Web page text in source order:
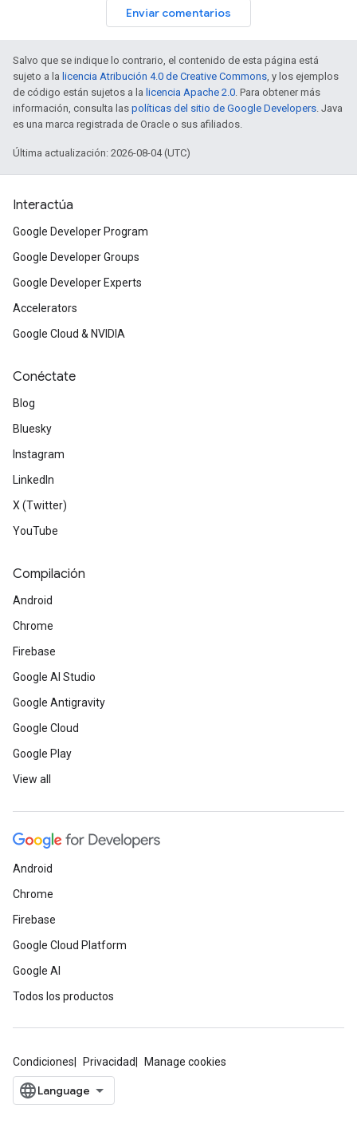
Enviar comentarios
Salvo que se indique lo contrario, el contenido de esta página está
sujeto a la licencia Atribución 4.0 de Creative Commons, y los ejemplos
de código están sujetos a la licencia Apache 2.0. Para obtener más
información, consulta las políticas del sitio de Google Developers. Java
es una marca registrada de Oracle o sus afiliados.
Última actualización: 2026-08-04 (UTC)
Interactúa
Google Developer Program
Google Developer Groups
Google Developer Experts
Accelerators
Google Cloud & NVIDIA
Conéctate
Blog
Bluesky
Instagram
LinkedIn
X (Twitter)
YouTube
Compilación
Android
Chrome
Firebase
Google AI Studio
Google Antigravity
Google Cloud
Google Play
View all
Android
Chrome
Firebase
Google Cloud Platform
Google AI
Todos los productos
Condiciones Privacidad Manage cookies